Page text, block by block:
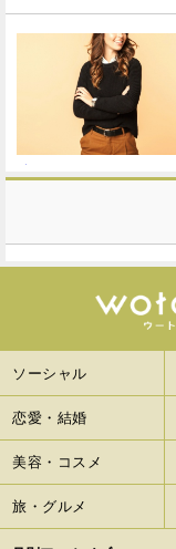
ソーシャル
恋愛・結婚
美容・コスメ
旅・グルメ